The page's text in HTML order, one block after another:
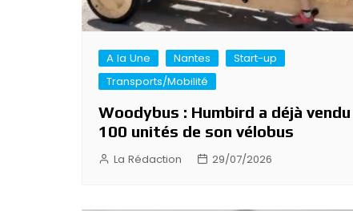
A la Une Nantes
Start-up
Transports/Mobilité
Woodybus : Humbird a déjà vendu
100 unités de son vélobus
La Rédaction 29/07/2026